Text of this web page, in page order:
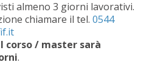
almeno 3 giorni lavorativi.
chiamare il tel. 0544
corso / master sarà
.